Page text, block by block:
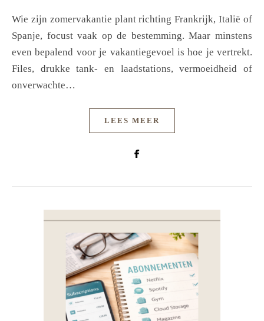
Wie zijn zomervakantie plant richting Frankrijk, Italië of
Spanje, focust vaak op de bestemming. Maar minstens
even bepalend voor je vakantiegevoel is hoe je vertrekt.
Files, drukke tank- en laadstations, vermoeidheid of
onverwachte…
LEES MEER